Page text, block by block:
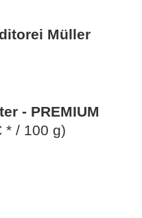
Müller
- PREMIUM
* / 100 g)